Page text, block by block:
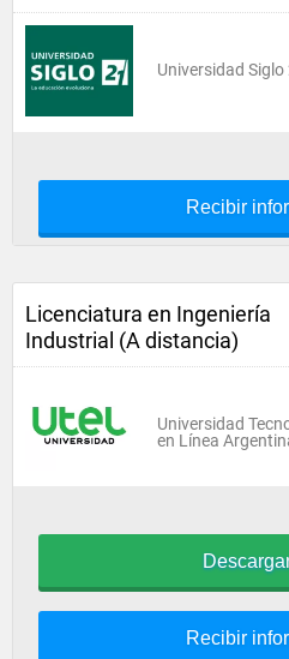
Universidad Siglo
Recibir
Licenciatura en Ingeniería
Industrial (A distancia)
Universidad
en Línea
Recibir